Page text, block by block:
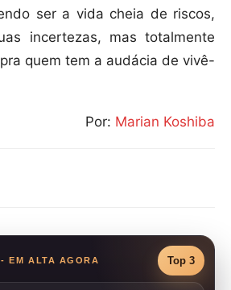
ser a vida cheia de riscos,
incertezas, mas totalmente
quem tem a audácia de vivê-
Por: Marian Koshiba
EM ALTA AGORA Top 3